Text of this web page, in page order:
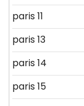
paris 11
paris 13
paris 14
paris 15